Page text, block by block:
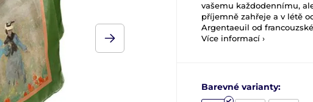
vašemu každodennímu,
příjemně zahřeje a v létě
Argentaeuil od
Více informací ›
Barevné varianty: